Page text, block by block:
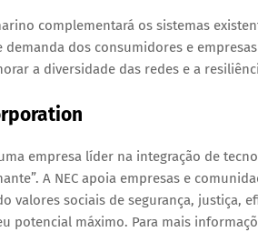
complementará os sistemas
demanda dos consumidores e
a diversidade das redes e a
empresa líder na integração de
A NEC apoia empresas e
valores sociais de segurança, justiça,
potencial máximo. Para mais